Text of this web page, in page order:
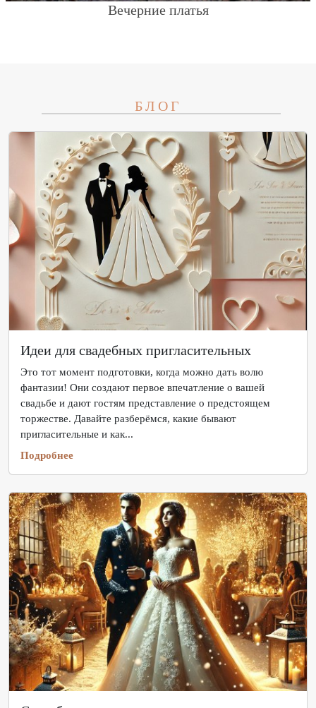
Вечерние платья
БЛОГ
Идеи для свадебных пригласительных
Это тот момент подготовки, когда можно дать волю
фантазии! Они создают первое впечатление о вашей
свадьбе и дают гостям представление о предстоящем
торжестве. Давайте разберёмся, какие бывают
пригласительные и как...
Подробнее